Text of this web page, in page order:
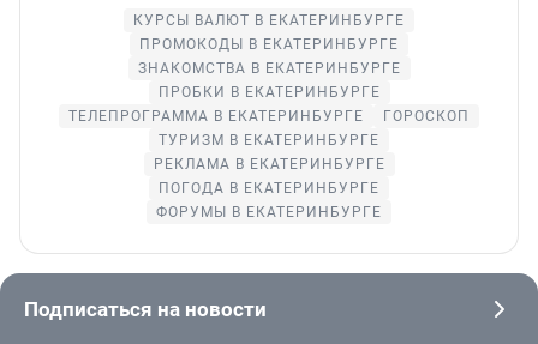
КУРСЫ ВАЛЮТ В ЕКАТЕРИНБУРГЕ
ПРОМОКОДЫ В ЕКАТЕРИНБУРГЕ
ЗНАКОМСТВА В ЕКАТЕРИНБУРГЕ
ПРОБКИ В ЕКАТЕРИНБУРГЕ
ТЕЛЕПРОГРАММА В ЕКАТЕРИНБУРГЕ
ГОРОСКОП
ТУРИЗМ В ЕКАТЕРИНБУРГЕ
РЕКЛАМА В ЕКАТЕРИНБУРГЕ
ПОГОДА В ЕКАТЕРИНБУРГЕ
ФОРУМЫ В ЕКАТЕРИНБУРГЕ
Подписаться на новости